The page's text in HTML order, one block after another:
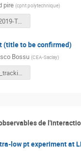
pire (cpht polytechnique)
TDAsGDR2019-Talk.pdf
(title to be confirmed)
Bossu (CEA-Saclay)
bossu_EIC_tracking_RandD.pdf
de
low pt experiment at